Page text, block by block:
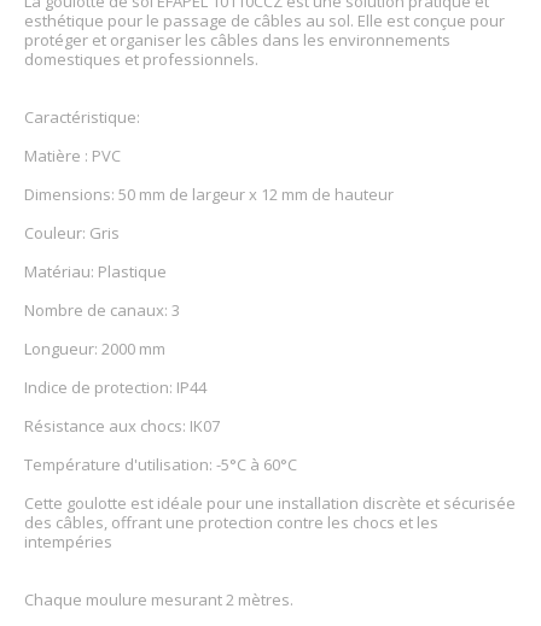
esthétique pour le passage de câbles au sol. Elle est conçue pour
protéger et organiser les câbles dans les environnements
domestiques et professionnels.
Caractéristique:
Matière : PVC
Dimensions: 50 mm de largeur x 12 mm de hauteur
Couleur: Gris
Matériau: Plastique
Nombre de canaux: 3
Longueur: 2000 mm
Indice de protection: IP44
Résistance aux chocs: IK07
Température d'utilisation: -5°C à 60°C
Cette goulotte est idéale pour une installation discrète et sécurisée
des câbles, offrant une protection contre les chocs et les
intempéries
Chaque moulure mesurant 2 mètres.